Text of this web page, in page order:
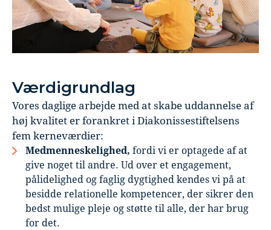
Værdigrundlag
Vores daglige arbejde med at skabe uddannelse af
høj kvalitet er forankret i Diakonissestiftelsens
fem kerneværdier:
Medmenneskelighed, fordi vi er optagede af at
give noget til andre. Ud over et engagement,
pålidelighed og faglig dygtighed kendes vi på at
besidde relationelle kompetencer, der sikrer den
bedst mulige pleje og støtte til alle, der har brug
for det.